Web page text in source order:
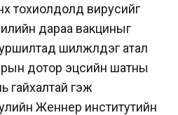
тохиолдолд вирусийг
дараа вакциныг
шилжүүлдэг атал
дотор эцсийн шатны
гайхалтай гэж
Женнер институтийн